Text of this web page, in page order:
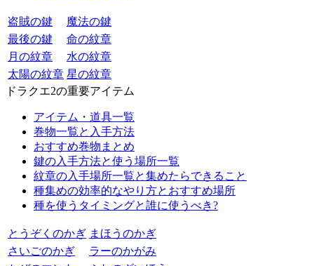
盗賊の鍵
魔法の鍵
最後の鍵
命の紋章
月の紋章
水の紋章
太陽の紋章 星の紋章
ドラクエ2の重要アイテム
アイテム・道具一覧
巻物一覧と入手方法
おすすめ巻物まとめ
鍵の入手方法と使う場所一覧
紋章の入手場所一覧と集めたらできること
種集めの効率的なやり方とおすすめ場所
種を使うタイミングと誰に使うべき?
とうぞくのかぎ まほうのかぎ
さいごのかぎ
ラーのかがみ